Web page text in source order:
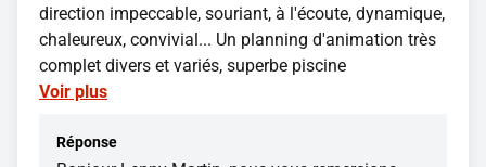
direction impeccable, souriant, à l'écoute, dynamique,
chaleureux, convivial... Un planning d'animation très
complet divers et variés, superbe piscine
Voir plus
Réponse